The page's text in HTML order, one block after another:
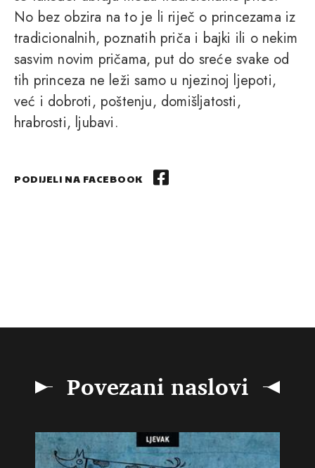
No bez obzira na to je li riječ o princezama iz
tradicionalnih, poznatih priča i bajki ili o nekim
sasvim novim pričama, put do sreće svake od
tih princeza ne leži samo u njezinoj ljepoti,
već i dobroti, poštenju, domišljatosti,
hrabrosti, ljubavi.
PODIJELI NA FACEBOOK
Povezani naslovi